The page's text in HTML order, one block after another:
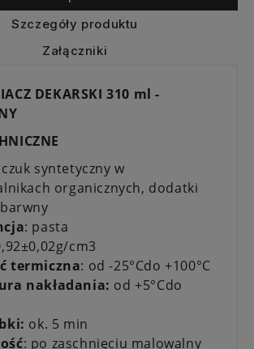
Szczegóły produktu
Załączniki
DEKARSKI 310 ml -
syntetyczny w
organicznych, dodatki
: pasta
cm3
termiczna: od -25°Cdo +100°C
nakładania: od +5°Cdo
ok. 5 min
: po zaschnięciu malowalny